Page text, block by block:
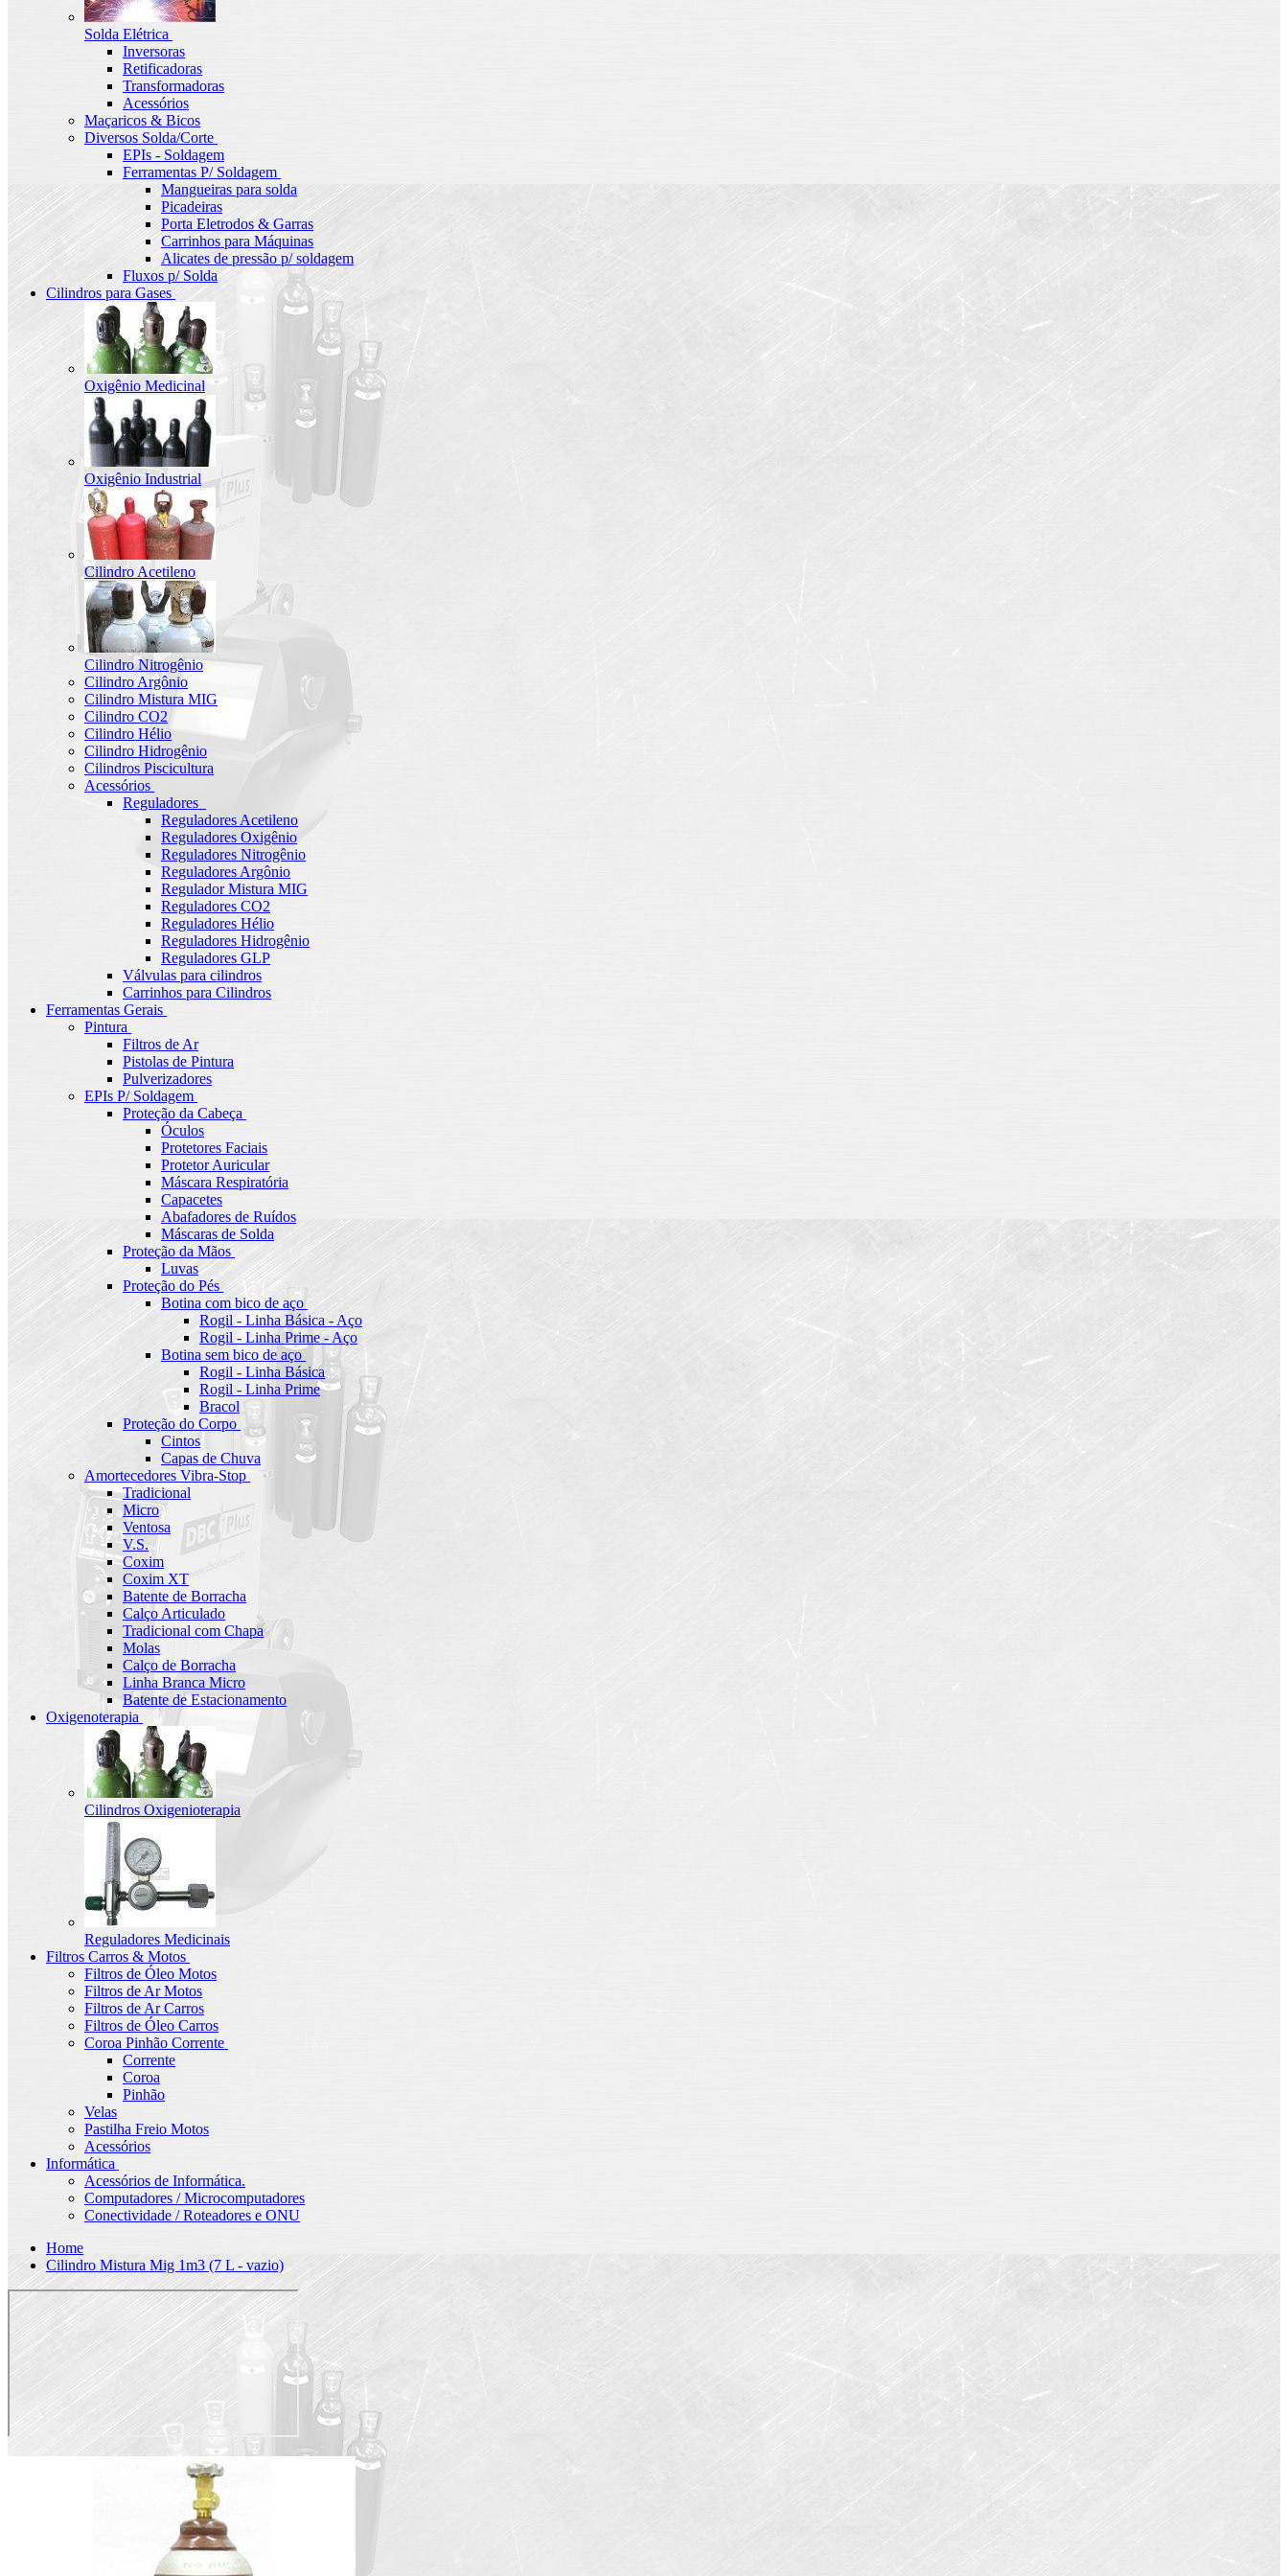
Solda Elétrica
Inversoras
Retificadoras
Transformadoras
Acessórios
Maçaricos & Bicos
Diversos Solda/Corte
EPIs - Soldagem
Ferramentas P/ Soldagem
Mangueiras para solda
Picadeiras
Porta Eletrodos & Garras
Carrinhos para Máquinas
Alicates de pressão p/ soldagem
Fluxos p/ Solda
Cilindros para Gases
Oxigênio Medicinal
Oxigênio Industrial
Cilindro Acetileno
Cilindro Nitrogênio
Cilindro Argônio
Cilindro Mistura MIG
Cilindro CO2
Cilindro Hélio
Cilindro Hidrogênio
Cilindros Piscicultura
Acessórios
Reguladores
Reguladores Acetileno
Reguladores Oxigênio
Reguladores Nitrogênio
Reguladores Argônio
Regulador Mistura MIG
Reguladores CO2
Reguladores Hélio
Reguladores Hidrogênio
Reguladores GLP
Válvulas para cilindros
Carrinhos para Cilindros
Ferramentas Gerais
Pintura
Filtros de Ar
Pistolas de Pintura
Pulverizadores
EPIs P/ Soldagem
Proteção da Cabeça
Óculos
Protetores Faciais
Protetor Auricular
Máscara Respiratória
Capacetes
Abafadores de Ruídos
Máscaras de Solda
Proteção da Mãos
Luvas
Proteção do Pés
Botina com bico de aço
Rogil - Linha Básica - Aço
Rogil - Linha Prime - Aço
Botina sem bico de aço
Rogil - Linha Básica
Rogil - Linha Prime
Bracol
Proteção do Corpo
Cintos
Capas de Chuva
Amortecedores Vibra-Stop
Tradicional
Micro
Ventosa
V.S.
Coxim
Coxim XT
Batente de Borracha
Calço Articulado
Tradicional com Chapa
Molas
Calço de Borracha
Linha Branca Micro
Batente de Estacionamento
Oxigenoterapia
Cilindros Oxigenioterapia
Reguladores Medicinais
Filtros Carros & Motos
Filtros de Óleo Motos
Filtros de Ar Motos
Filtros de Ar Carros
Filtros de Óleo Carros
Coroa Pinhão Corrente
Corrente
Coroa
Pinhão
Velas
Pastilha Freio Motos
Acessórios
Informática
Acessórios de Informática.
Computadores / Microcomputadores
Conectividade / Roteadores e ONU
Home
Cilindro Mistura Mig 1m3 (7 L - vazio)